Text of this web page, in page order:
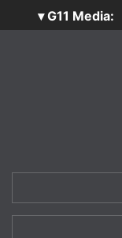
▾ G11 Media:
SecurityOpenLab